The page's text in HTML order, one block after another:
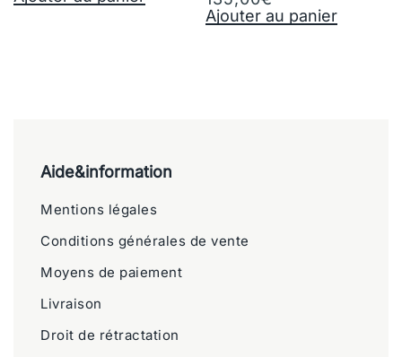
Ajouter au panier
Aide&information
Mentions légales
Conditions générales de vente
Moyens de paiement
Livraison
Droit de rétractation